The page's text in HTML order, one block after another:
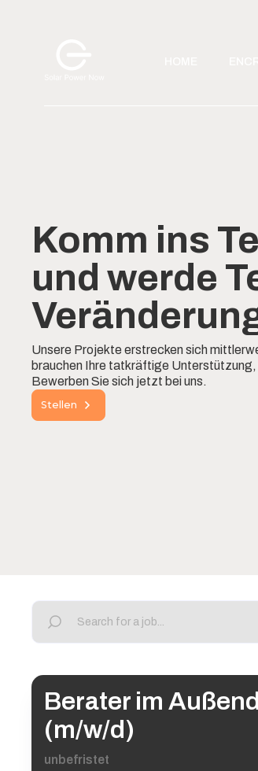
Komm ins
und werde
Unsere Projekte erstrecken sich
brauchen Ihre tatkräftige Unterstützung,
Bewerben Sie sich jetzt bei uns.
Stellen
Berater im
(m/w/d)
unbefristet